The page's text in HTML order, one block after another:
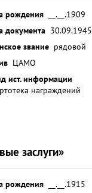
рождения
__.__.1909
документа 30.09.1945
звание рядовой
ЦАМО
ист. информации
награждений
заслуги»
рождения __.__.1915